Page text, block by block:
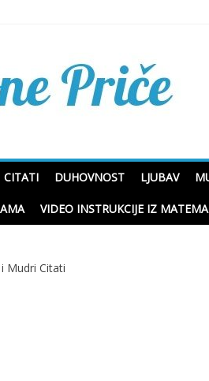
CITATI DUHOVNOST LJUBAV
VIDEO INSTRUKCIJE IZ
Mudri Citati